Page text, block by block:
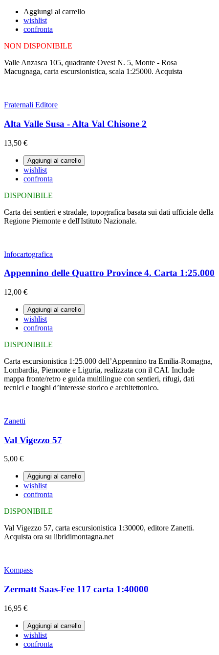
Aggiungi al carrello
wishlist
confronta
NON DISPONIBILE
Valle Anzasca 105, quadrante Ovest N. 5, Monte - Rosa
Macugnaga, carta escursionistica, scala 1:25000. Acquista
Fraternali Editore
Alta Valle Susa - Alta Val Chisone 2
13,50 €
Aggiungi al carrello
wishlist
confronta
DISPONIBILE
Carta dei sentieri e stradale, topografica basata sui dati ufficiale della
Regione Piemonte e dell'Istituto Nazionale.
Infocartografica
Appennino delle Quattro Province 4. Carta 1:25.000
12,00 €
Aggiungi al carrello
wishlist
confronta
DISPONIBILE
Carta escursionistica 1:25.000 dell’Appennino tra Emilia-Romagna,
Lombardia, Piemonte e Liguria, realizzata con il CAI. Include
mappa fronte/retro e guida multilingue con sentieri, rifugi, dati
tecnici e luoghi d’interesse storico e architettonico.
Zanetti
Val Vigezzo 57
5,00 €
Aggiungi al carrello
wishlist
confronta
DISPONIBILE
Val Vigezzo 57, carta escursionistica 1:30000, editore Zanetti.
Acquista ora su libridimontagna.net
Kompass
Zermatt Saas-Fee 117 carta 1:40000
16,95 €
Aggiungi al carrello
wishlist
confronta